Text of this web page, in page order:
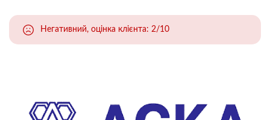
Негативний, оцінка клієнта: 2/10